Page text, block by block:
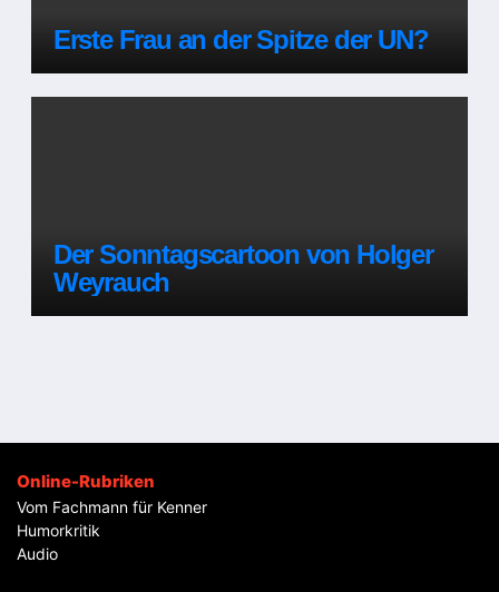
Erste Frau an der Spitze der UN?
Der Sonntagscartoon von Holger
Weyrauch
Online-Rubriken
Vom Fachmann für Kenner
Humorkritik
Audio